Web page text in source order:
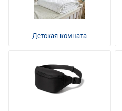
Детская комната